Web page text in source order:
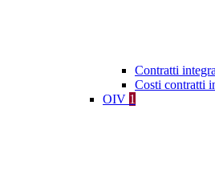
Contratti
Costi contratti
OIV 1